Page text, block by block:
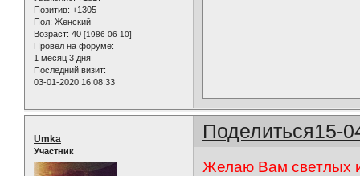
Позитив: +1305
Пол: Женский
Возраст: 40 [1986-06-10]
Провел на форуме:
1 месяц 3 дня
Последний визит:
03-01-2020 16:08:33
Поделиться15-
Umka
Участник
Желаю Вам светлых